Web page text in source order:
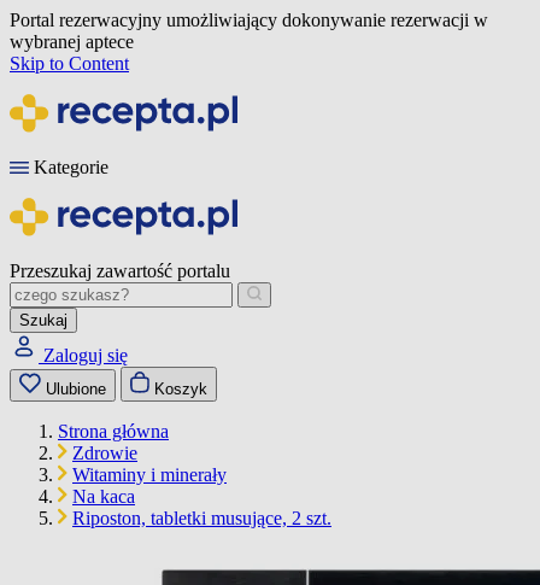
Portal rezerwacyjny umożliwiający dokonywanie rezerwacji w
wybranej aptece
Skip to Content
Kategorie
Przeszukaj zawartość portalu
Szukaj
Zaloguj się
Ulubione Koszyk
Strona główna
Zdrowie
Witaminy i minerały
Na kaca
Riposton, tabletki musujące, 2 szt.